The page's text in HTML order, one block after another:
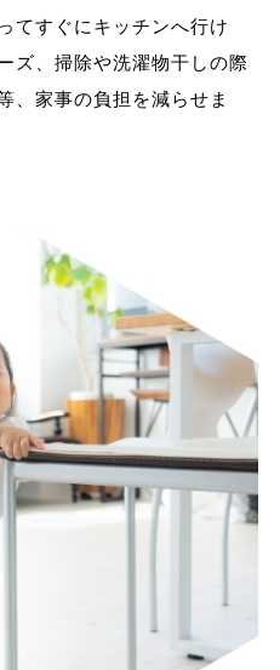
てすぐにキッチンへ行け
ズ、掃除や洗濯物干しの際
、家事の負担を減らせま